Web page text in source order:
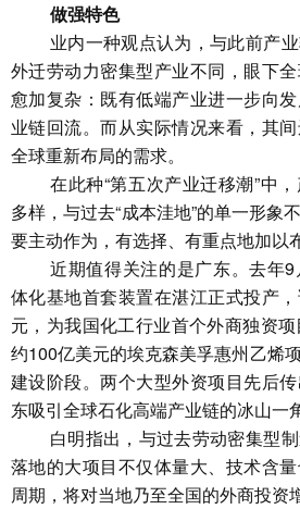
做强特色
业内一种观点认为，与此前产
外迁劳动力密集型产业不同，眼下
愈加复杂：既有低端产业进一步向
业链回流。而从实际情况来看，其
全球重新布局的需求。
在此种“第五次产业迁移潮”中
多样，与过去“成本洼地”的单一形象
要主动作为，有选择、有重点地加以
近期值得关注的是广东。去年
体化基地首套装置在湛江正式投产
元，为我国化工行业首个外商独资
约100亿美元的埃克森美孚惠州乙烯
建设阶段。两个大型外资项目先后
东吸引全球石化高端产业链的冰山一角
白明指出，与过去劳动密集型
落地的大项目不仅体量大、技术含
周期，将对当地乃至全国的外商投资